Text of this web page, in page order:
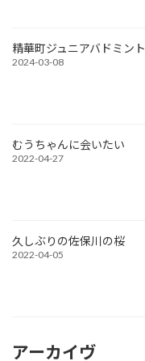
精華町ジュニアバドミン
2024-03-08
むうちゃんに会いたい
2022-04-27
久しぶりの佐保川の桜
2022-04-05
アーカイヴ